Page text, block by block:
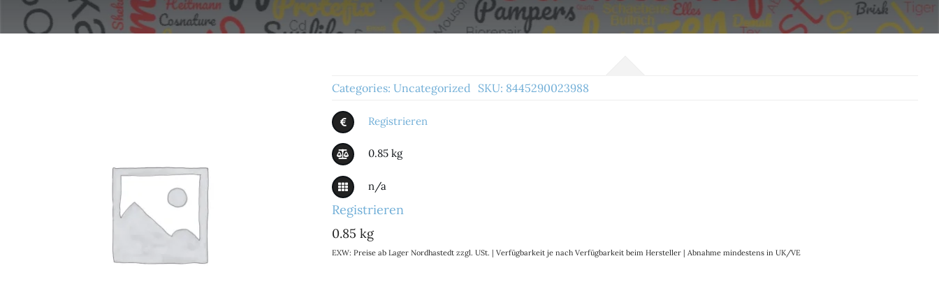
Categories:Uncategorized SKU: 8445290023988
Registrieren
0.85 kg
n/a
Registrieren
0.85 kg
EXW: Preise ab Lager Nordhastedt zzgl. USt. | Verfügbarkeit je nach Verfügbarkeit beim Hersteller | Abnahme mindestens in UK/VE